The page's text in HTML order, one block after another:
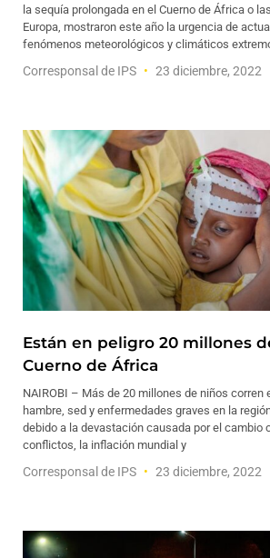
la sequía prolongada en el Cuerno de África o
Europa, mostraron este año la urgencia de
fenómenos meteorológicos y climáticos
Corresponsal de IPS 23 diciembre, 2022
Están en peligro 20 millones
Cuerno de África
NAIROBI – Más de 20 millones de niños corren
hambre, sed y enfermedades graves en la
debido a la devastación causada por el cambio
conflictos, la inflación mundial y
Corresponsal de IPS 23 diciembre, 2022